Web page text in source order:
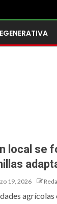
local se
19, 2026